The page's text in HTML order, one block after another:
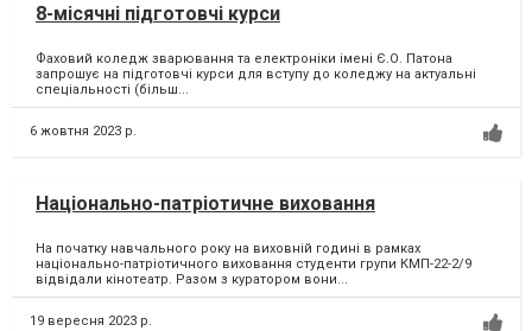
8-місячні підготовчі курси
Фаховий коледж зварювання та електроніки імені Є.О. Патона
запрошує на підготовчі курси для вступу до коледжу на актуальні
спеціальності (більш...
6 жовтня 2023 р.
Національно-патріотичне виховання
На початку навчального року на виховній годині в рамках
національно-патріотичного виховання студенти групи КМП-22-2/9
відвідали кінотеатр. Разом з куратором вони...
19 вересня 2023 р.